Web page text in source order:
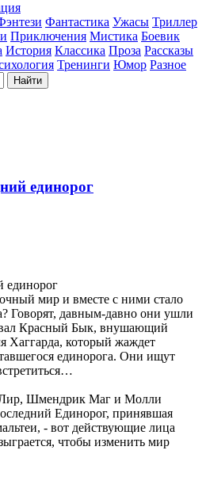
Фантастика Ужасы Триллер
Приключения Мистика Боевик
История Классика Проза Рассказы
Тренинги Юмор Разное
Найти
единорог
мир и вместе с ними стало
Говорят, давным-давно они ушли
Красный Бык, внушающий
Хаггарда, который жаждет
единорога. Они ищут
Шмендрик Маг и Молли
Единорог, принявшая
- вот действующие лица
чтобы изменить мир